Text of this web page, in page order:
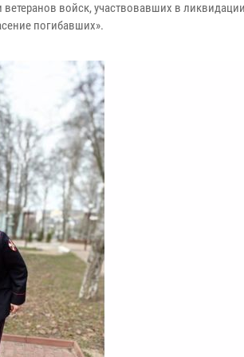
войск, участвовавших в ликвидации
погибавших».